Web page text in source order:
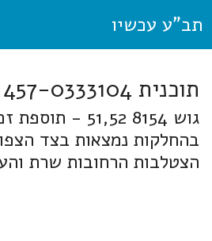
תב"ע עכשיו
תוכנית 457-0333104 כפר יונה
גוש 8154 51,52 -
בהחלקות נמצאות בצד
הצטלבות הרחובות שרת